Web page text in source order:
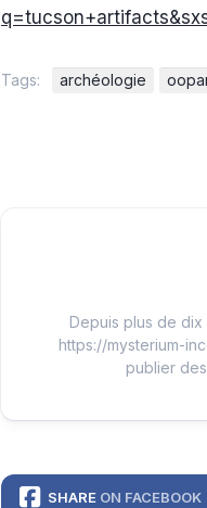
Tags: archéologie
Depuis plus de
https://mysterium-
publier
SHARE ON FACEBOOK